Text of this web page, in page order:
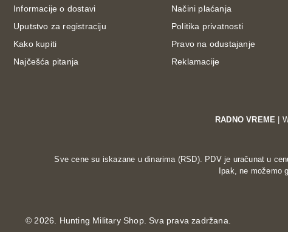
Informacije o dostavi
Uputstvo za registraciju
Kako kupiti
Najčešća pitanja
Načini plaćanja
Politika privatnosti
Pravo na odustajanje
Reklamacije
RADNO VREME |
Sve cene su iskazane u dinarima (RSD). PDV je uračunat u
Ipak, ne možemo
© 2026. Hunting Military Shop. Sva prava zadržana.